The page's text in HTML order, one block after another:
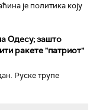
је политика коју
Одесу; зашто
ракете "патриот"
Руске трупе